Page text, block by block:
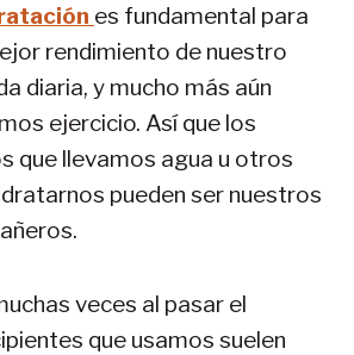
es fundamental para
rendimiento de nuestro
diaria, y mucho más aún
ejercicio. Así que los
que llevamos agua u otros
pueden ser nuestros
veces al pasar el
que usamos suelen